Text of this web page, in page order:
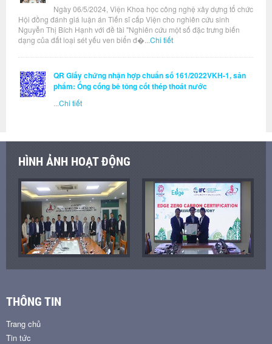
Ngày 06/5/2024, Viện Khoa học công nghệ xây dựng tổ chức
Hội đồng đánh giá luận án Tiến sĩ cấp Viện cho nghiên cứu sinh
Nguyễn Thị Bích Hạnh với đề tài "Nghiên cứu một số đặc trưng biến
dạng của đất loại sét yếu ven biển đ�... Chi tiết
QR Giấy chứng nhận hợp chuẩn số 161/2022VKH-1, sản
phẩm: Ống cống bê tông cốt thép thoát nước
Chi tiết
HÌNH ẢNH HOẠT ĐỘNG
THÔNG TIN
Trang chủ
Tin tức